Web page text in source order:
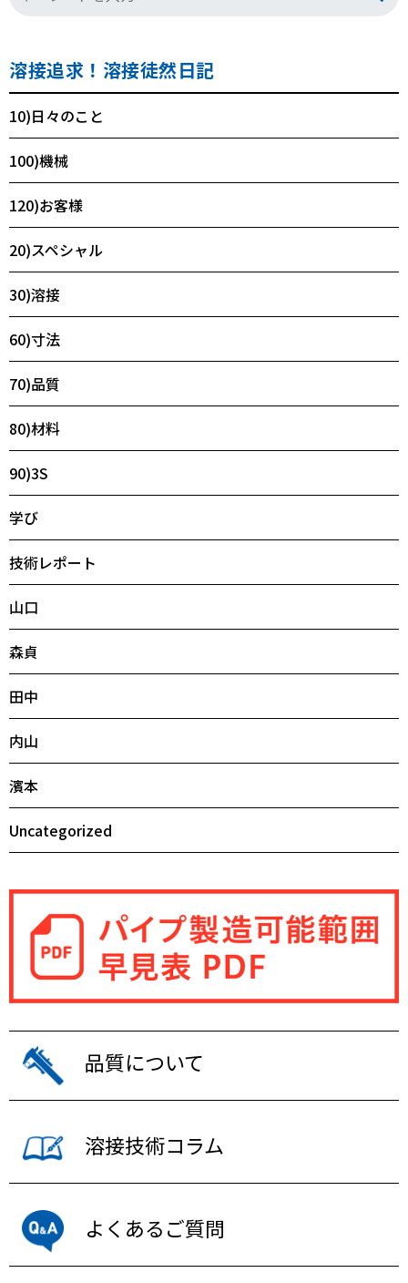
溶接追求！溶接徒然日記
10)日々のこと
100)機械
120)お客様
20)スペシャル
30)溶接
60)寸法
70)品質
80)材料
90)3S
学び
技術レポート
山口
森貞
田中
内山
濱本
Uncategorized
品質について
溶接技術コラム
よくあるご質問